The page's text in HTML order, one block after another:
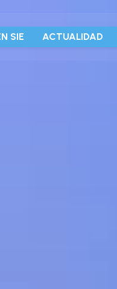
SIE ACTUALIDAD